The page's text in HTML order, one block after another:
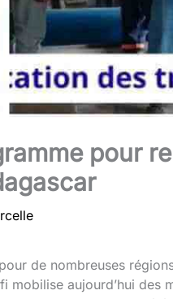
pour
de nombreuses
aujourd’hui des